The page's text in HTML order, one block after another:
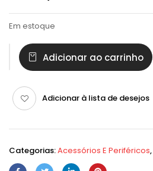
Em estoque
Adicionar ao carrinho
Adicionar à lista de desejos
Categorias:Acessórios E Periféricos,